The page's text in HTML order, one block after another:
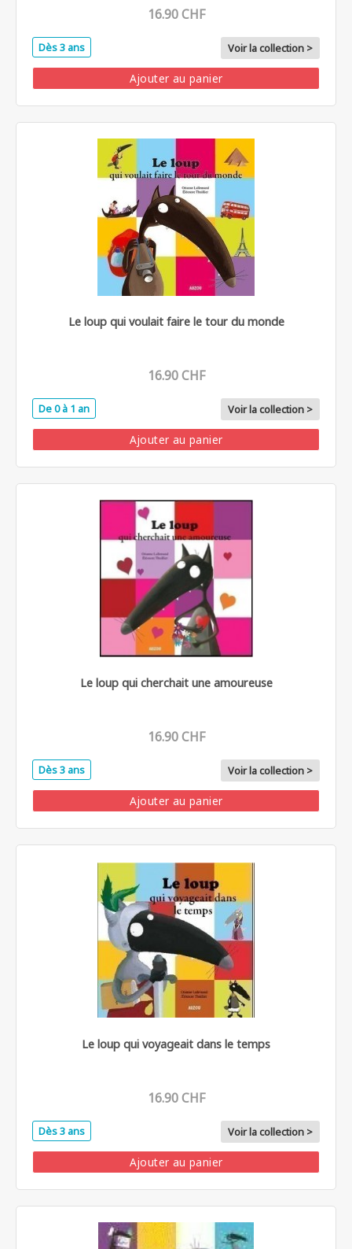
16.90 CHF
Dès 3 ans Voir la collection >
Ajouter au panier
Le loup qui voulait faire le tour du monde
16.90 CHF
De 0 à 1 an Voir la collection >
Ajouter au panier
Le loup qui cherchait une amoureuse
16.90 CHF
Dès 3 ans Voir la collection >
Ajouter au panier
Le loup qui voyageait dans le temps
16.90 CHF
Dès 3 ans Voir la collection >
Ajouter au panier